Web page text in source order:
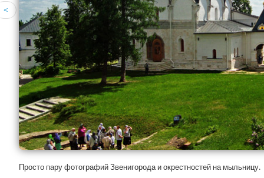
<
Просто пару фотографий Звенигорода и окрестностей на мыльницу.